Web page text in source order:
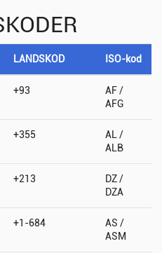
LANDSKOD ISO-kod
+93
AF /
AFG
+355
AL /
ALB
+213
DZ /
DZA
+1-684
AS /
ASM